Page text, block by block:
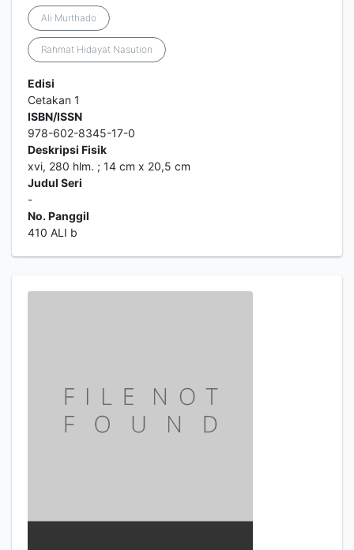
Ali Murthado
Rahmat Hidayat Nasution
Edisi
Cetakan 1
ISBN/ISSN
978-602-8345-17-0
Deskripsi Fisik
xvi, 280 hlm. ; 14 cm x 20,5 cm
Judul Seri
-
No. Panggil
410 ALI b